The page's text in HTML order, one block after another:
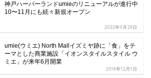
神戸ハーバーランドumieのリニューアルが進行中
10〜11月にも続々新規オープン
2022年9月29日
umie(ウミエ) North Mallイズミヤ跡に「食」をテ
ーマとした商業施設「イオンスタイルスタイル ウ
ミエ」が来年6月開業
2016年12月1日